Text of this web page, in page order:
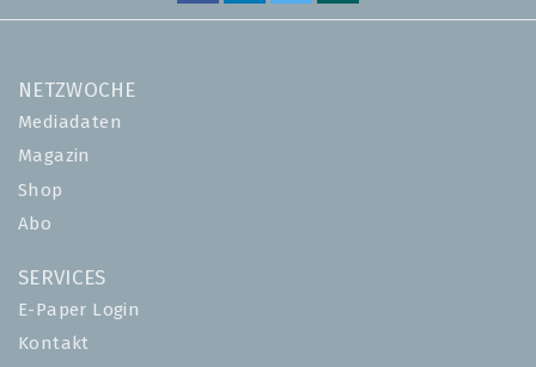
NETZWOCHE
Mediadaten
Magazin
Shop
Abo
SERVICES
E-Paper Login
Kontakt